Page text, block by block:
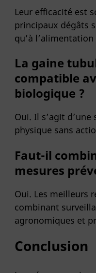
Leur efficacité est
principaux dégâts
qu’à
La gaine
compatible
biologique ?
Oui. Il s’agit
physique sans
Faut-il
mesures
Oui. Les meilleurs
combinant
agronomiques et
Conclusion